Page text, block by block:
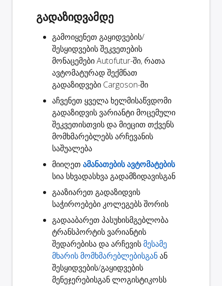
გადაზიდვამდე
გამოიყენეთ გაყიდვების/
შესყიდვების შეკვეთების
მონაცემები Autofutur-ში, რათა
ავტომატურადშექმნათ
გადაზიდვები Cargoson-ში
აჩვენეთ ყველა ხელმისაწვდომი
გადაზიდვის ვარიანტიმოცემული
შეკვეთისთვის და მიეცით თქვენს
მომხმარებლებს არჩევანის
საშუალება
მიიღეთ ამანათების ავტომატების
სია სხვადასხვა გადამზიდავისგან
გააზიარეთ გადაზიდვის
საჭიროებები კოლეგებს შორის
გადააბარეთ პასუხისმგებლობა
ტრანსპორტის ვარიანტის
შედარებისა და არჩევისმესამე
მხარის მომხმარებლებისგანან
შესყიდვების/გაყიდვების
მენეჯერებისგან ლოგისტიკოსს